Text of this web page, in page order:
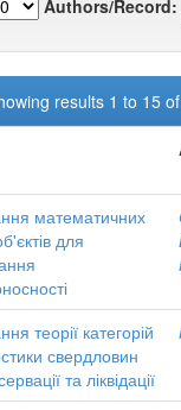
Authors/Record:
results 1 to 15
математичних
для
теорії категорій
свердловин
та ліквідації